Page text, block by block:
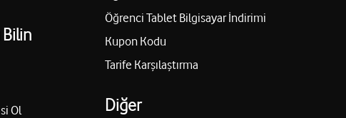
Ol
Öğrenci Tablet Bilgisayar İndirimi
Kupon Kodu
Tarife Karşılaştırma
Diğer